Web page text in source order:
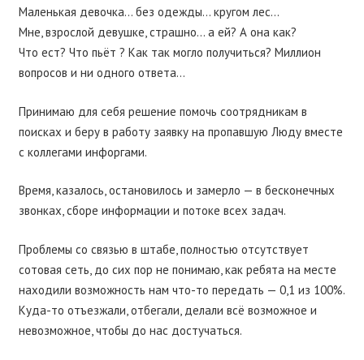
Маленькая девочка… без одежды… кругом лес…
Мне, взрослой девушке, страшно… а ей? А она как?
Что ест? Что пьёт ? Как так могло получиться? Миллион
вопросов и ни одного ответа…
Принимаю для себя решение помочь соотрядникам в
поисках и беру в работу заявку на пропавшую Люду вместе
с коллегами инфоргами.
Время, казалось, остановилось и замерло — в бесконечных
звонках, сборе информации и потоке всех задач.
Проблемы со связью в штабе, полностью отсутствует
сотовая сеть, до сих пор не понимаю, как ребята на месте
находили возможность нам что-то передать — 0,1 из 100%.
Куда-то отъезжали, отбегали, делали всё возможное и
невозможное, чтобы до нас достучаться.